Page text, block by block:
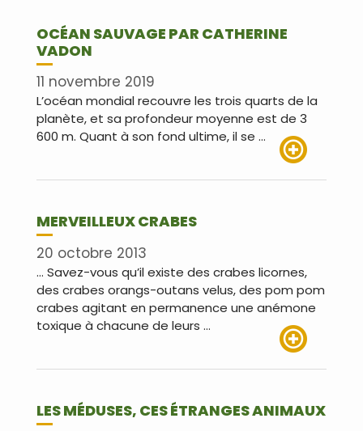
OCÉAN SAUVAGE PAR CATHERINE
VADON
11 novembre 2019
L’océan mondial recouvre les trois quarts de la
planète, et sa profondeur moyenne est de 3
600 m. Quant à son fond ultime, il se …
MERVEILLEUX CRABES
20 octobre 2013
… Savez-vous qu’il existe des crabes licornes,
des crabes orangs-outans velus, des pom pom
crabes agitant en permanence une anémone
toxique à chacune de leurs …
LES MÉDUSES, CES ÉTRANGES ANIMAUX